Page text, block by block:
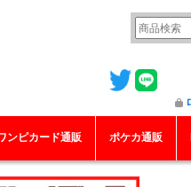
ンピカード通販 ポケカ通販